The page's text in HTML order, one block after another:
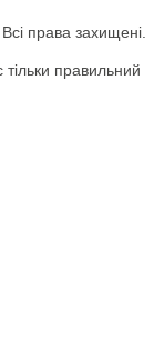
права захищені.
правильний